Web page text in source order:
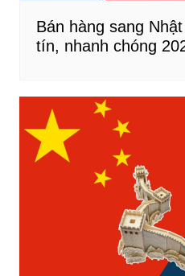
Bán hàng sang
tín, nhanh chóng